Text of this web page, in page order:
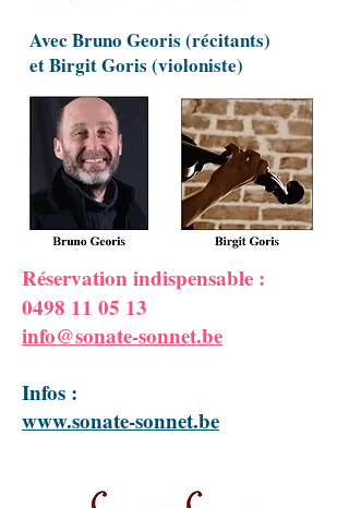
Avec Bruno Georis (récitants)
et Birgit Goris (violoniste)
Réservation indispensable :
0498 11 05 13
info@sonate-sonnet.be
Infos :
www.sonate-sonnet.be